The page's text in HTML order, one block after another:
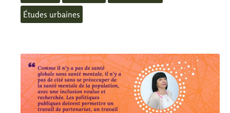
Études urbaines